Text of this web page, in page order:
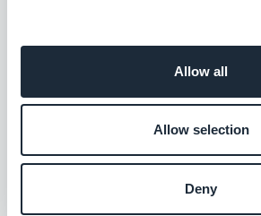
Allow all
Allow selection
Deny
texte et des
Facebook Shops
boutiques Facebook